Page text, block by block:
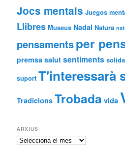
Jocs mentals Juegos
Llibres Museus Nadal Natura
pensamentsper
premsa salut sentiments
suport T'interessarà
Tradicions Trobada vida
ARXIUS
Arxius